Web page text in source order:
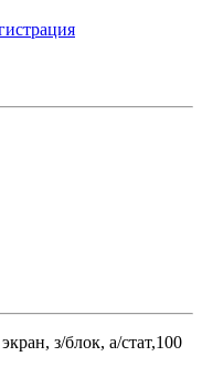
з/блок, а/стат,100